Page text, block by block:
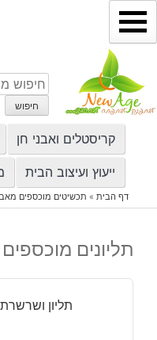
דילוג
לתוכן
חיפוש
עבור:
חיפוש
קריסטלים ואבני חן
ייעוץ ועיצוב הבית
דף הבית» תכשיטים מוכספים
תליונים
תליון